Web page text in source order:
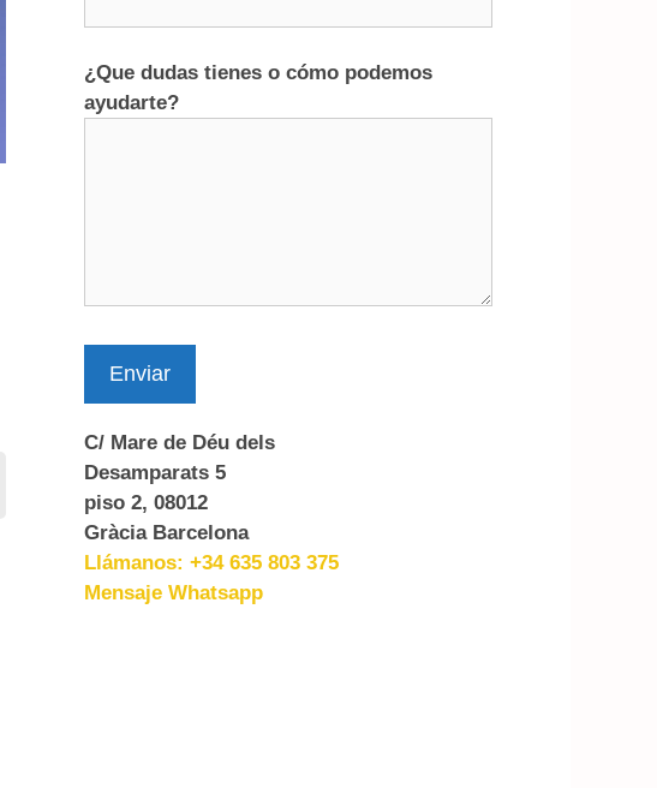
¿Que dudas tienes o cómo podemos
ayudarte?
Enviar
C/ Mare de Déu dels
Desamparats 5
piso 2, 08012
Gràcia Barcelona
Llámanos: +34 635 803 375
Mensaje Whatsapp